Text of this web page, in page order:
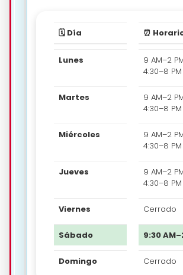
🗓️ Día ⏰
Lunes
9 AM–2
4:30–8 PM
Martes
9 AM–2
4:30–8 PM
Miércoles
9 AM–2
4:30–8 PM
Jueves
9 AM–2
4:30–8 PM
Viernes Cerrado
Sábado 9:30
Domingo Cerrado